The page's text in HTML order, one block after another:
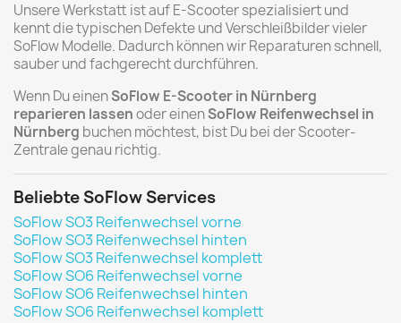
Unsere Werkstatt ist auf E-Scooter spezialisiert und
kennt die typischen Defekte und Verschleißbilder vieler
SoFlow Modelle. Dadurch können wir Reparaturen schnell,
sauber und fachgerecht durchführen.
Wenn Du einenSoFlow E-Scooter in Nürnberg
reparieren lassenoder einenSoFlow Reifenwechsel in
Nürnberg buchen möchtest, bist Du bei der Scooter-
Zentrale genau richtig.
Beliebte SoFlow Services
SoFlow SO3 Reifenwechsel vorne
SoFlow SO3 Reifenwechsel hinten
SoFlow SO3 Reifenwechsel komplett
SoFlow SO6 Reifenwechsel vorne
SoFlow SO6 Reifenwechsel hinten
SoFlow SO6 Reifenwechsel komplett